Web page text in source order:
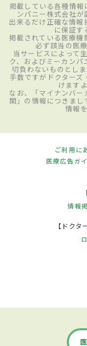
掲載している各種情
ンパニー株式会社が
出来るだけ正確な情報
に保証す
掲載されている医療機
必ず該当の医
当サービスによって
ク、およびミーカン
切負わないものとし
手数ですがドクター
けます
なお、「マイナンバー
関」の情報につきまし
情報
ご利用に
医療広告ガ
情報
【ドクタ